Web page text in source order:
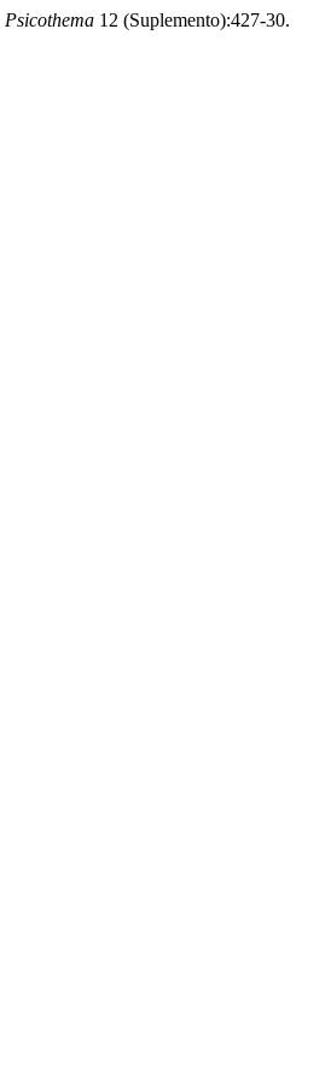
Psicothema 12 (Suplemento):427-30.